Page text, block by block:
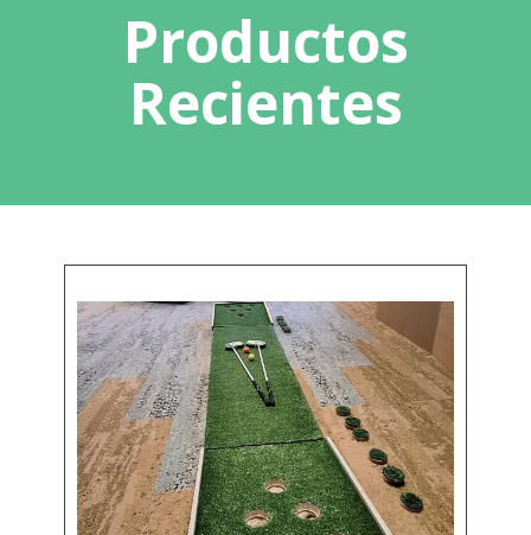
Productos
Recientes